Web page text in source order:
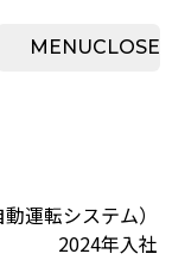
MENUCLOSE
運転システム）
2024年入社